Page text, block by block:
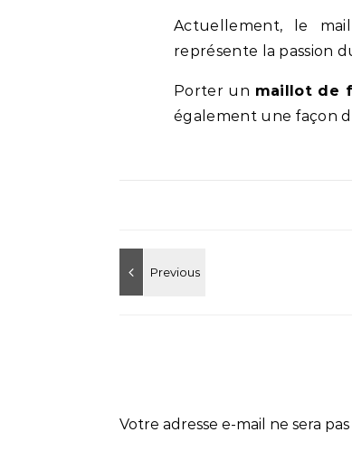
Actuellement, le
représente la passion
Porter un maillot de
également une façon
Votre adresse e-mail ne sera